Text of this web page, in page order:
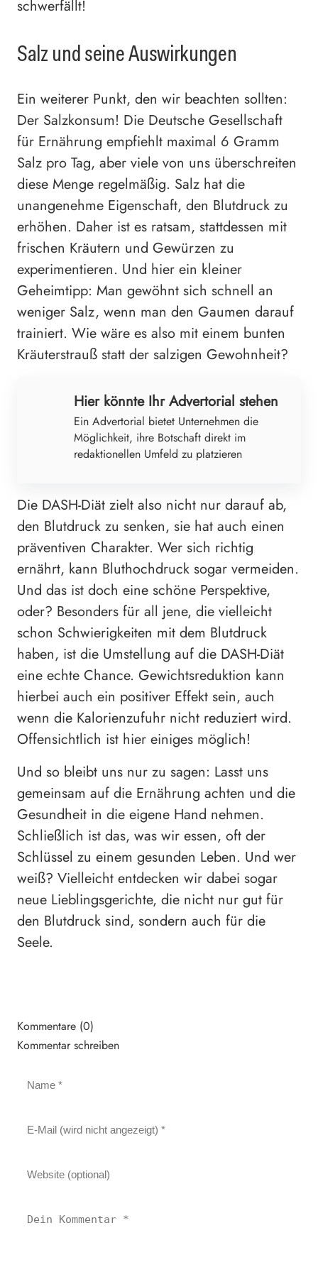
schwerfällt!
Salz und seine Auswirkungen
Ein weiterer Punkt, den wir beachten sollten:
Der Salzkonsum! Die Deutsche Gesellschaft
für Ernährung empfiehlt maximal 6 Gramm
Salz pro Tag, aber viele von uns überschreiten
diese Menge regelmäßig. Salz hat die
unangenehme Eigenschaft, den Blutdruck zu
erhöhen. Daher ist es ratsam, stattdessen mit
frischen Kräutern und Gewürzen zu
experimentieren. Und hier ein kleiner
Geheimtipp: Man gewöhnt sich schnell an
weniger Salz, wenn man den Gaumen darauf
trainiert. Wie wäre es also mit einem bunten
Kräuterstrauß statt der salzigen Gewohnheit?
Hier könnte Ihr Advertorial stehen
Ein Advertorial bietet Unternehmen die
Möglichkeit, ihre Botschaft direkt im
redaktionellen Umfeld zu platzieren
Die DASH-Diät zielt also nicht nur darauf ab,
den Blutdruck zu senken, sie hat auch einen
präventiven Charakter. Wer sich richtig
ernährt, kann Bluthochdruck sogar vermeiden.
Und das ist doch eine schöne Perspektive,
oder? Besonders für all jene, die vielleicht
schon Schwierigkeiten mit dem Blutdruck
haben, ist die Umstellung auf die DASH-Diät
eine echte Chance. Gewichtsreduktion kann
hierbei auch ein positiver Effekt sein, auch
wenn die Kalorienzufuhr nicht reduziert wird.
Offensichtlich ist hier einiges möglich!
Und so bleibt uns nur zu sagen: Lasst uns
gemeinsam auf die Ernährung achten und die
Gesundheit in die eigene Hand nehmen.
Schließlich ist das, was wir essen, oft der
Schlüssel zu einem gesunden Leben. Und wer
weiß? Vielleicht entdecken wir dabei sogar
neue Lieblingsgerichte, die nicht nur gut für
den Blutdruck sind, sondern auch für die
Seele.
Kommentare (0)
Kommentar schreiben